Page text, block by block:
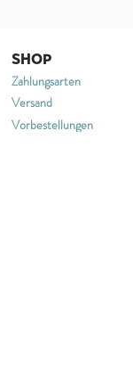
SHOP
Zahlungsarten
Versand
Vorbestellungen